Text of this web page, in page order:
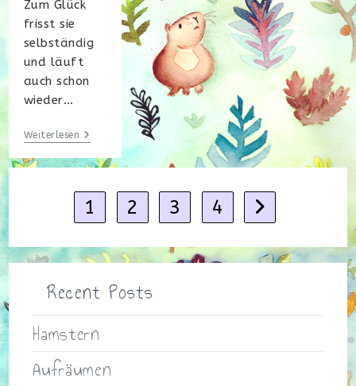
Zum Glück
frisst sie
selbständig
und läuft
auch schon
wieder…
Weiterlesen In
Schieflage
Geraten
1 2 3 4 Gehe zur
Recent Posts
Hamstern
Aufräumen